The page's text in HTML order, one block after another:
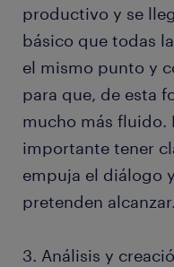
productivo y se
básico que todas
el mismo punto y
para que, de esta
mucho más fluido.
importante tener
empuja el diálogo
pretenden alcanzar.
3. Análisis y